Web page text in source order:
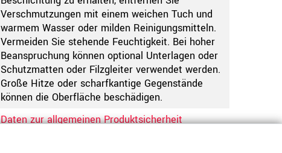
Verschmutzungen mit einem weichen Tuch und
warmem Wasser oder milden Reinigungsmitteln.
Vermeiden Sie stehende Feuchtigkeit. Bei hoher
Beanspruchung können optional Unterlagen oder
Schutzmatten oder Filzgleiter verwendet werden.
Große Hitze oder scharfkantige Gegenstände
können die Oberfläche beschädigen.
Daten zur allgemeinen Produktsicherheit